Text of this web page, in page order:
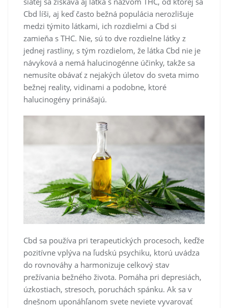
Cbd líši, aj keď často bežná populácia nerozlišuje
medzi týmito látkami, ich rozdielmi a Cbd si
zamieňa s THC. Nie, sú to dve rozdielne látky z
jednej rastliny, s tým rozdielom, že látka Cbd nie je
návyková a nemá halucinogénne účinky, takže sa
nemusíte obávať z nejakých úletov do sveta mimo
bežnej reality, vidinami a podobne, ktoré
halucinogény prinášajú.
Cbd sa používa pri terapeutických procesoch, keďže
pozitívne vplýva na ľudskú psychiku, ktorú uvádza
do rovnováhy a harmonizuje celkový stav
prežívania bežného života. Pomáha pri depresiách,
úzkostiach, stresoch, poruchách spánku. Ak sa v
dnešnom uponáhľanom svete neviete vyvarovať